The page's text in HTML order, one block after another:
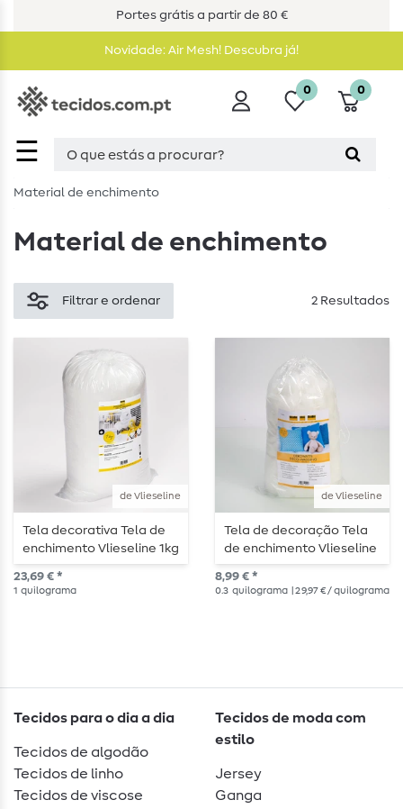
Portes grátis a partir de 80 €
Novidade: Air Mesh! Descubra já!
☰
0 0
Material de enchimento
Material de enchimento
Filtrar e ordenar 2 Resultados
de Vlieseline
Tela decorativa Tela de
enchimento Vlieseline 1kg
23,69 € *
1 quilograma
de Vlieseline
Tela de decoração Tela
de enchimento Vlieseline
300g
8,99 € *
0.3 quilograma | 29,97 € / quilograma
Tecidos para o dia a dia
Tecidos de algodão
Tecidos de linho
Tecidos de viscose
Tecidos de moda com
estilo
Jersey
Ganga